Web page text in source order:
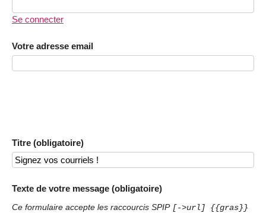
Se connecter
Votre adresse email
Titre (obligatoire)
Texte de votre message (obligatoire)
Ce formulaire accepte les raccourcis SPIP [->url] {{gras}}